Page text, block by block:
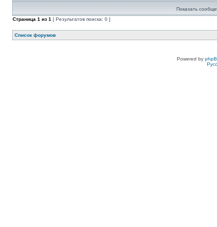
Показать
Страница 1 из 1 [ Результатов поиска: 0 ]
Список форумов
Powered by